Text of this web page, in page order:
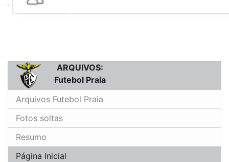
ARQUIVOS:
Futebol Praia
Arquivos Futebol Praia
Fotos soltas
Resumo
Página Inicial